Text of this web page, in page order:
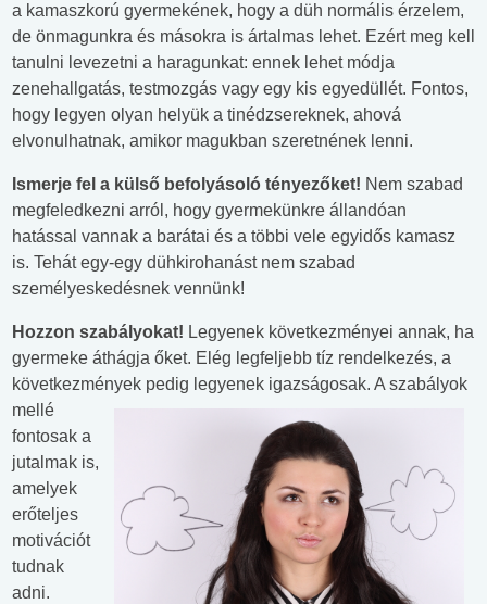
a kamaszkorú gyermekének, hogy a düh normális érzelem,
de önmagunkra és másokra is ártalmas lehet. Ezért meg kell
tanulni levezetni a haragunkat: ennek lehet módja
zenehallgatás, testmozgás vagy egy kis egyedüllét. Fontos,
hogy legyen olyan helyük a tinédzsereknek, ahová
elvonulhatnak, amikor magukban szeretnének lenni.
Ismerje fel a külső befolyásoló tényezőket! Nem szabad
megfeledkezni arról, hogy gyermekünkre állandóan
hatással vannak a barátai és a többi vele egyidős kamasz
is. Tehát egy-egy dühkirohanást nem szabad
személyeskedésnek vennünk!
Hozzon szabályokat! Legyenek következményei annak, ha
gyermeke áthágja őket. Elég legfeljebb tíz rendelkezés, a
következmények pedig legyenek igazságosak. A szabályok
mellé
fontosak a
jutalmak is,
amelyek
erőteljes
motivációt
tudnak
adni.